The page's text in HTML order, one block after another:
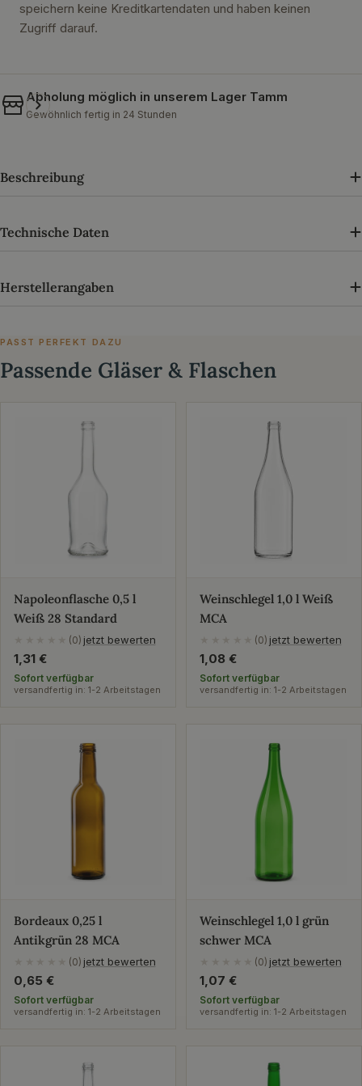
speichern keine Kreditkartendaten und haben keinen
Zugriff darauf.
Abholung möglich in unserem Lager Tamm
Gewöhnlich fertig in 24 Stunden
Beschreibung
Technische Daten
Herstellerangaben
PASST PERFEKT DAZU
Passende Gläser & Flaschen
Napoleonflasche 0,5 l
Weiß 28 Standard
(0) jetzt bewerten
Regulärer
Preis
1,31 €
Sofort verfügbar
versandfertig in: 1-2 Arbeitstagen
Weinschlegel 1,0 l Weiß
MCA
(0) jetzt bewerten
Regulärer
Preis
1,08 €
Sofort verfügbar
versandfertig in: 1-2 Arbeitstagen
Bordeaux 0,25 l
Antikgrün 28 MCA
(0) jetzt bewerten
Regulärer
Preis
0,65 €
Sofort verfügbar
versandfertig in: 1-2 Arbeitstagen
Weinschlegel 1,0 l grün
schwer MCA
(0) jetzt bewerten
Regulärer
Preis
1,07 €
Sofort verfügbar
versandfertig in: 1-2 Arbeitstagen